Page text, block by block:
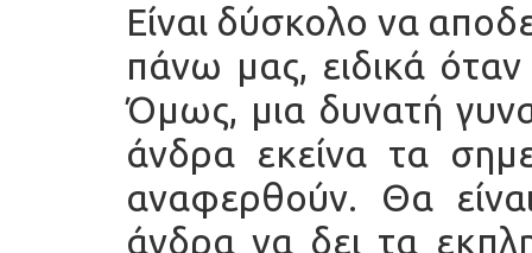
Είναι δύσκολο να
πάνω μας, ειδικά
Όμως, μια δυνατή
άνδρα εκείνα τα
αναφερθούν. Θα
άνδρα να δει τα